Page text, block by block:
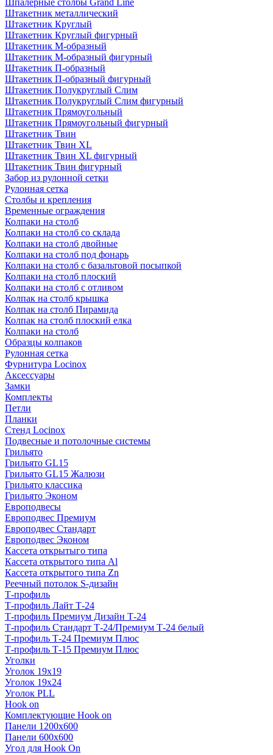
Шпалерные столбы Grand Line
Штакетник металлический
Штакетник Круглый
Штакетник Круглый фигурный
Штакетник М-образный
Штакетник М-образный фигурный
Штакетник П-образный
Штакетник П-образный фигурный
Штакетник Полукруглый Слим
Штакетник Полукруглый Слим фигурный
Штакетник Прямоугольный
Штакетник Прямоугольный фигурный
Штакетник Твин
Штакетник Твин XL
Штакетник Твин XL фигурный
Штакетник Твин фигурный
Забор из рулонной сетки
Рулонная сетка
Столбы и крепления
Временные ограждения
Колпаки на столб
Колпаки на столб со склада
Колпаки на столб двoйные
Колпаки на столб под фонарь
Колпаки на столб с базальтовой посыпкой
Колпаки на столб плоский
Колпаки на столб с отливом
Колпак на столб крышка
Колпак на столб Пирамида
Колпак на столб плоский елка
Колпаки на столб
Образцы колпаков
Рулонная сетка
Фурнитура Locinox
Аксессуары
Замки
Комплекты
Петли
Планки
Стенд Locinox
Подвесные и потолочные системы
Грильято
Грильято GL15
Грильято GL15 Жалюзи
Грильято классика
Грильято Эконом
Европодвесы
Европодвес Премиум
Европодвес Стандарт
Европодвес Эконом
Кассета открытыго типа
Кассета открытого типа Al
Кассета открытого типа Zn
Реечный потолок S-дизайн
Т-профиль
Т-профиль Лайт Т-24
Т-профиль Премиум Дизайн Т-24
Т-профиль Стандарт Т-24/Премиум Т-24 белый
Т-профиль Т-24 Премиум Плюс
Т-профиль Т-15 Премиум Плюс
Уголки
Уголок 19х19
Уголок 19х24
Уголок PLL
Hook on
Комплектующие Hook on
Панели 1200х600
Панели 600х600
Угол для Hook On